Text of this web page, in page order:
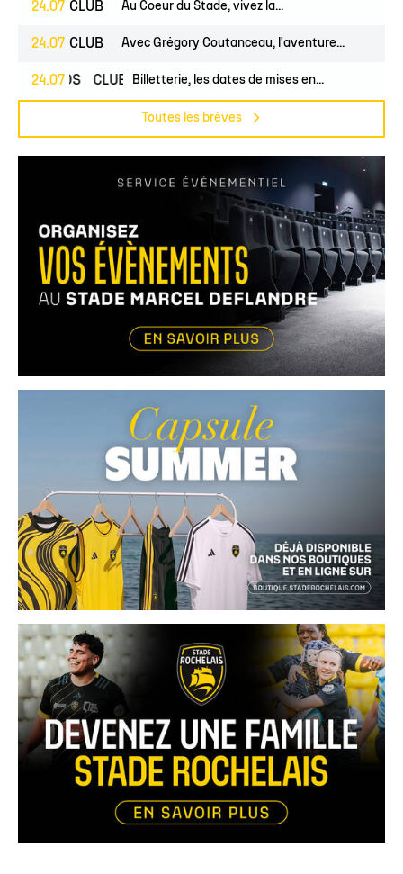
24.07 CLUB Au Coeur du Stade, vivez la...
24.07 CLUB Avec Grégory Coutanceau, l'aventure...
24.07
PROS CLUB Billetterie, les dates de mises en...
Toutes les brèves